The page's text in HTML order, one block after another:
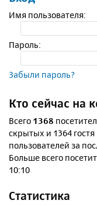
Имя пользователя:
Пароль:
Забыли пароль?
Кто сейчас на
Всего 1368
скрытых и 1364
пользователей за
Больше всего
10:10
Статистика